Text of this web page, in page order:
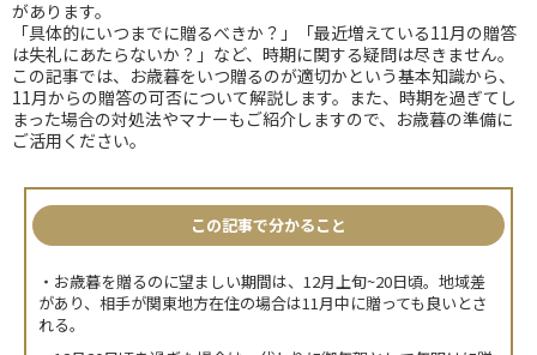
があります。
「具体的にいつまでに贈るべきか？」「最近増えている11月の贈答
は失礼にあたらないか？」など、時期に関する疑問は尽きません。
この記事では、お歳暮をいつ贈るのが適切かという基本知識から、
11月からの贈答の可否について解説します。また、時期を過ぎてし
まった場合の対処法やマナーもご紹介しますので、お歳暮の準備に
ご活用ください。
この記事で分かること
・お歳暮を贈るのに望ましい期間は、12月上旬~20日頃。地域差
があり、相手が関東地方在住の場合は11月中に贈っても良いとさ
れる。